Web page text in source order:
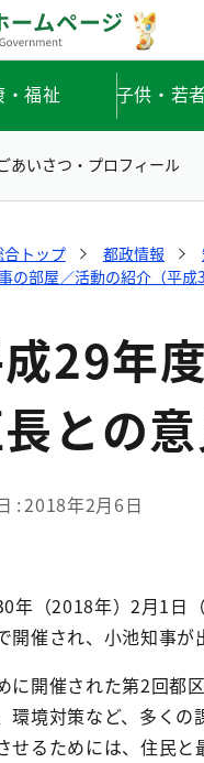
福祉 子供・若
あいさつ・プロフィール
トップ 都政情報
の部屋／活動の紹介（平成
29年
との
2018年2月6日
年（2018年）2月1日
開催され、小池知事が
に開催された第2回都
環境対策など、多く
せるためには、住民と